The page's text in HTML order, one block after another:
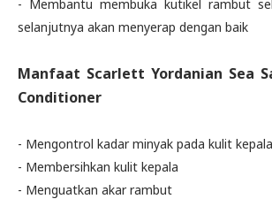
- Membantu membuka kutikel rambut
selanjutnya akan menyerap dengan baik
Manfaat Scarlett Yordanian Sea
Conditioner
- Mengontrol kadar minyak pada kulit kepala
- Membersihkan kulit kepala
- Menguatkan akar rambut